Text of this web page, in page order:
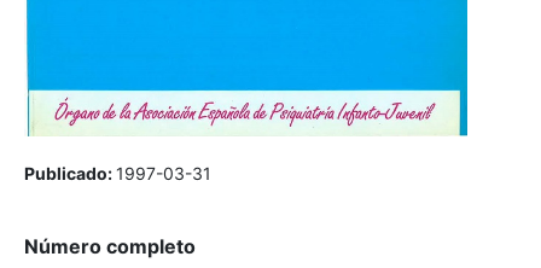
Publicado:1997-03-31
Número completo